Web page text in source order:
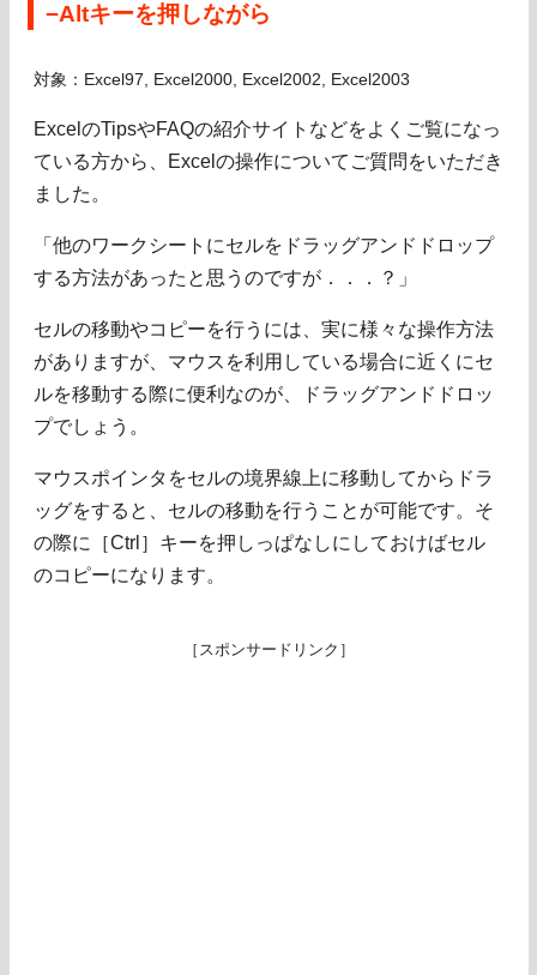
−Altキーを押しながら
対象：Excel97, Excel2000, Excel2002, Excel2003
ExcelのTipsやFAQの紹介サイトなどをよくご覧になっ
ている方から、Excelの操作についてご質問をいただき
ました。
「他のワークシートにセルをドラッグアンドドロップ
する方法があったと思うのですが．．．？」
セルの移動やコピーを行うには、実に様々な操作方法
がありますが、マウスを利用している場合に近くにセ
ルを移動する際に便利なのが、ドラッグアンドドロッ
プでしょう。
マウスポインタをセルの境界線上に移動してからドラ
ッグをすると、セルの移動を行うことが可能です。そ
の際に［Ctrl］キーを押しっぱなしにしておけばセル
のコピーになります。
［スポンサードリンク］